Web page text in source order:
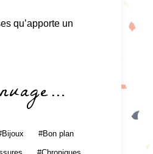
qu’apporte un
Bijoux Bon plan